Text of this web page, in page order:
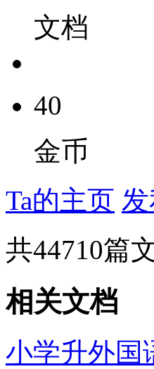
文档
40
金币
Ta的主页
共44710篇
相关文档
小学升外国